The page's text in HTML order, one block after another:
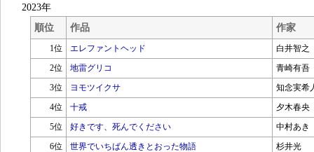
2023年
順位
作品 作家
1位 エレファントヘッド
白井智之
2位
地雷グリコ
青崎有吾
3位
ヨモツイクサ
知念実希
4位
十戒
夕木春央
5位
好きです、死んでください
中村あき
6位
世界でいちばん透きとおった物語
杉井光